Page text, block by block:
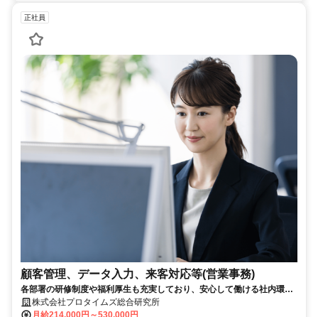
正社員
顧客管理、データ入力、来客対応等(営業事務)
各部署の研修制度や福利厚生も充実しており、安心して働ける社内環境
が整っています。また、社員同士で和気あいあいとした雰囲気の中で仕
事をしたり、ときには社員同士でご飯を食べに行ったりなんてこともあ
株式会社プロタイムズ総合研究所
月給214,000円～530,000円